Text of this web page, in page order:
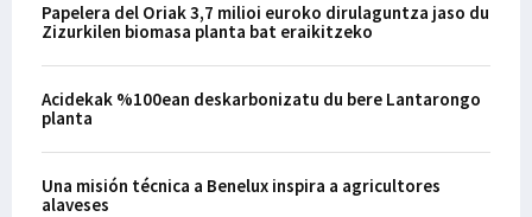
Papelera del Oriak 3,7 milioi euroko dirulaguntza jaso du
Zizurkilen biomasa planta bat eraikitzeko
Acidekak %100ean deskarbonizatu du bere Lantarongo
planta
Una misión técnica a Benelux inspira a agricultores
alaveses